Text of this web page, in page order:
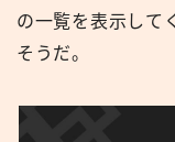
の一覧を表示して
そうだ。